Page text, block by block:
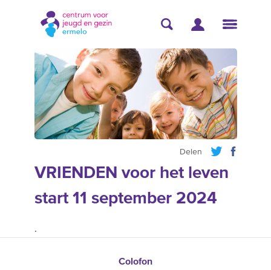
Delen
VRIENDEN voor het leven
start 11 september 2024
.
Colofon